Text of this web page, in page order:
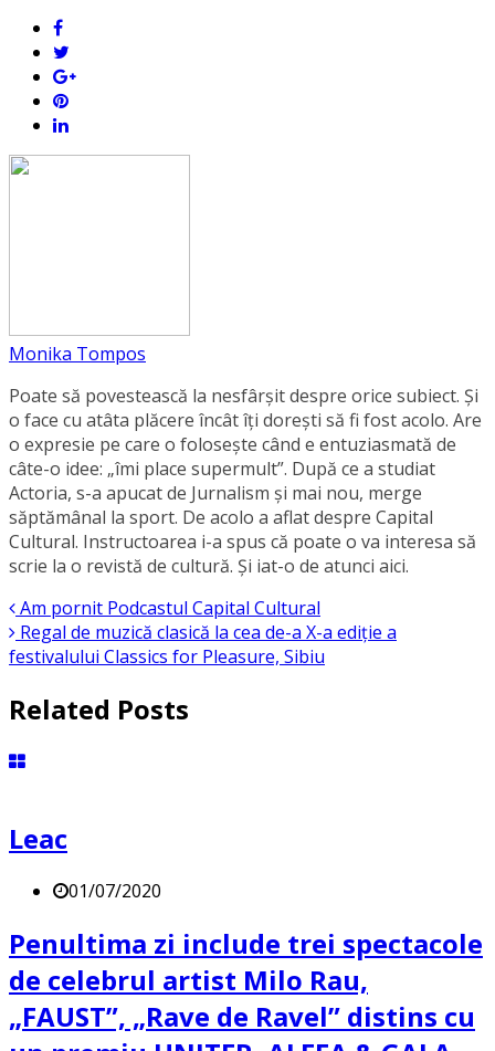
Monika Tompos
Poate să povestească la nesfârșit despre orice subiect. Și
o face cu atâta plăcere încât îți dorești să fi fost acolo. Are
o expresie pe care o folosește când e entuziasmată de
câte-o idee: „îmi place supermult”. După ce a studiat
Actoria, s-a apucat de Jurnalism și mai nou, merge
săptămânal la sport. De acolo a aflat despre Capital
Cultural. Instructoarea i-a spus că poate o va interesa să
scrie la o revistă de cultură. Și iat-o de atunci aici.
Am pornit Podcastul Capital Cultural
Regal de muzică clasică la cea de-a X-a ediție a
festivalului Classics for Pleasure, Sibiu
Related Posts
Leac
01/07/2020
Penultima zi include trei spectacole
de celebrul artist Milo Rau,
„FAUST”, „Rave de Ravel” distins cu